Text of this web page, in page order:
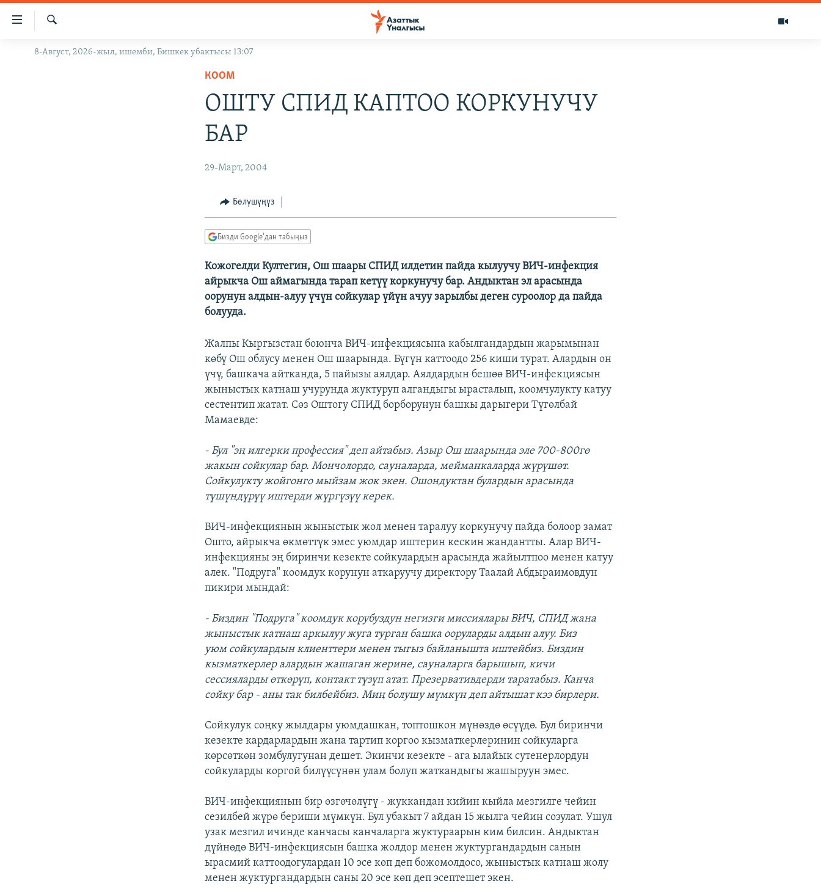
Линктер
Мазмунга
Навигацияга
ЖАҢЫЛЫКТАР
Издөө
8-Август, 2026-жыл, ишемби, Бишкек убактысы 13:07
КООМ
ОШТУ СПИД КАПТОО КОРКУНУЧУ
БАР
29-Март, 2004
Бөлүшүңүз
Бизди Google'дан табыңыз
Кожогелди Култегин, Ош шаары СПИД илдетин пайда кылуучу ВИЧ-инфекция
айрыкча Ош аймагында тарап кетүү коркунучу бар. Андыктан эл арасында
оорунун алдын-алуу үчүн сойкулар үйүн ачуу зарылбы деген суроолор да пайда
болууда.
Жалпы Кыргызстан боюнча ВИЧ-инфекциясына кабылгандардын жарымынан
көбү Ош облусу менен Ош шаарында. Бүгүн каттоодо 256 киши турат. Алардын он
үчү, башкача айтканда, 5 пайызы аялдар. Аялдардын бешөө ВИЧ-инфекциясын
жыныстык катнаш учурунда жуктуруп алгандыгы ырасталып, коомчулукту катуу
сестентип жатат. Сөз Оштогу СПИД борборунун башкы дарыгери Түгөлбай
Мамаевде:
- Бул "эң илгерки профессия" деп айтабыз. Азыр Ош шаарында эле 700-800гө
жакын сойкулар бар. Мончолордо, сауналарда, мейманкаларда жүрүшөт.
Сойкулукту жойгонго мыйзам жок экен. Ошондуктан булардын арасында
түшүндүрүү иштерди жүргүзүү керек.
ВИЧ-инфекциянын жыныстык жол менен таралуу коркунучу пайда болоор замат
Ошто, айрыкча өкмөттүк эмес уюмдар иштерин кескин жандантты. Алар ВИЧ-
инфекцияны эң биринчи кезекте сойкулардын арасында жайылтпоо менен катуу
алек. "Подруга" коомдук корунун аткаруучу директору Таалай Абдыраимовдун
пикири мындай:
- Биздин "Подруга" коомдук корубуздун негизги миссиялары ВИЧ, СПИД жана
жыныстык катнаш аркылуу жуга турган башка ооруларды алдын алуу. Биз
уюм сойкулардын клиенттери менен тыгыз байланышта иштейбиз. Биздин
кызматкерлер алардын жашаган жерине, сауналарга барышып, кичи
сессияларды өткөрүп, контакт түзүп атат. Презервативдерди таратабыз. Канча
сойку бар - аны так билбейбиз. Миң болушу мүмкүн деп айтышат кээ бирлери.
Сойкулук соңку жылдары уюмдашкан, топтошкон мүнөздө өсүүдө. Бул биринчи
кезекте кардарлардын жана тартип коргоо кызматкерлеринин сойкуларга
көрсөткөн зомбулугунан дешет. Экинчи кезекте - ага ылайык сутенерлордун
сойкуларды коргой билүүсүнөн улам болуп жаткандыгы жашыруун эмес.
ВИЧ-инфекциянын бир өзгөчөлүгү - жуккандан кийин кыйла мезгилге чейин
сезилбей жүрө бериши мүмкүн. Бул убакыт 7 айдан 15 жылга чейин созулат. Ушул
узак мезгил ичинде канчасы канчаларга жуктураарын ким билсин. Андыктан
дүйнөдө ВИЧ-инфекциясын башка жолдор менен жуктургандардын санын
ырасмий каттоодогулардан 10 эсе көп деп божомолдосо, жыныстык катнаш жолу
менен жуктургандардын саны 20 эсе көп деп эсептешет экен.